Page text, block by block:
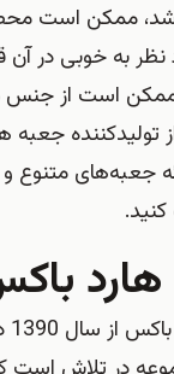
ممکن است
به خوبی در آن
است از جنس
تولیدکننده
جعبه‌های